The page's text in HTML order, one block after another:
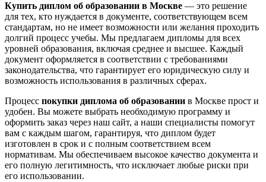
Купить диплом об образовании в Москве — это решение
для тех, кто нуждается в документе, соответствующем всем
стандартам, но не имеет возможности или желания проходить
долгий процесс учебы. Мы предлагаем дипломы для всех
уровней образования, включая среднее и высшее. Каждый
документ оформляется в соответствии с требованиями
законодательства, что гарантирует его юридическую силу и
возможность использования в различных сферах.
Процесс покупки диплома об образовании в Москве прост и
удобен. Вы можете выбрать необходимую программу и
оформить заказ через наш сайт, а наши специалисты помогут
вам с каждым шагом, гарантируя, что диплом будет
изготовлен в срок и с полным соответствием всем
нормативам. Мы обеспечиваем высокое качество документа и
его полную легитимность, что исключает любые риски при
его использовании.